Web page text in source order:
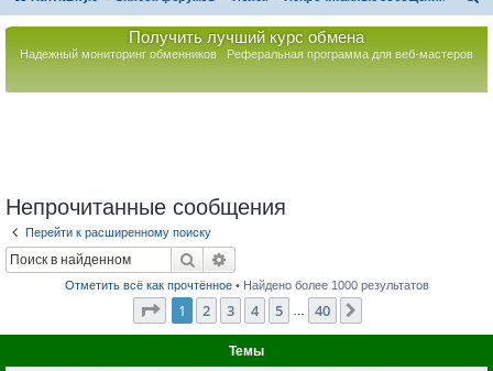
Получить лучший курс обмена
Надежный мониторинг обменников Реферальная программа для веб-мастеров
Непрочитанные сообщения
Перейти к расширенному поиску
Поиск
Отметить всё как прочтённое• Найдено более 1000 результатов
Страница из 40
1 2 3 4 5 40
Темы